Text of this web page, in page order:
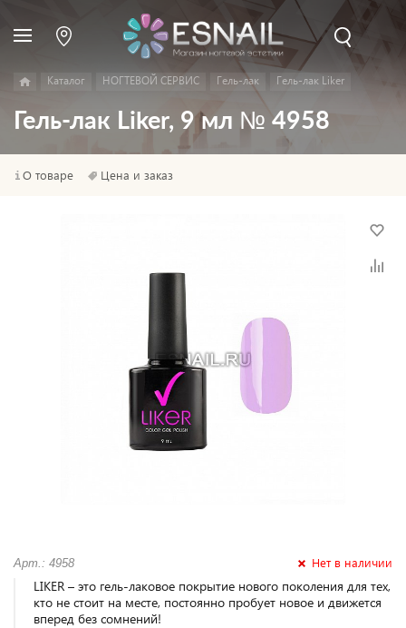
Каталог НОГТЕВОЙ СЕРВИС Гель-лак Гель-лак Liker
Гель-лак Liker, 9 мл № 4958
О товаре Цена и заказ
Арт.: 4958 Нет в наличии
LIKER – это гель-лаковое покрытие нового поколения для тех,
кто не стоит на месте, постоянно пробует новое и движется
вперед без сомнений!